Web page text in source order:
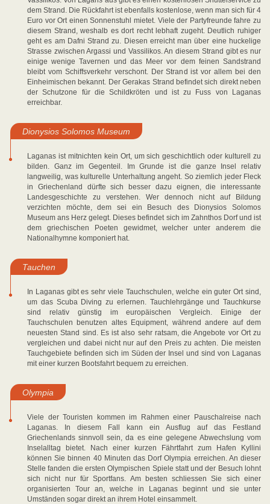
dem Strand. Die Rückfahrt ist ebenfalls kostenlose, wenn man sich für 4
Euro vor Ort einen Sonnenstuhl mietet. Viele der Partyfreunde fahre zu
diesem Strand, weshalb es dort recht lebhaft zugeht. Deutlich ruhiger
geht es am Dafni Strand zu. Diesen erreicht man über eine huckelige
Strasse zwischen Argassi und Vassilikos. An diesem Strand gibt es nur
einige wenige Tavernen und das Meer vor dem feinen Sandstrand
bleibt vom Schiffsverkehr verschont. Der Strand ist vor allem bei den
Einheimischen bekannt. Der Gerakas Strand befindet sich direkt neben
der Schutzone für die Schildkröten und ist zu Fuss von Laganas
erreichbar.
Dionysios Solomos Museum
Laganas ist mitnichten kein Ort, um sich geschichtlich oder kulturell zu
bilden. Ganz im Gegenteil. Im Grunde ist die ganze Insel relativ
langweilig, was kulturelle Unterhaltung angeht. So ziemlich jeder Fleck
in Griechenland dürfte sich besser dazu eignen, die interessante
Landesgeschichte zu verstehen. Wer dennoch nicht auf Bildung
verzichten möchte, dem sei ein Besuch des Dionysios Solomos
Museum ans Herz gelegt. Dieses befindet sich im Zahnthos Dorf und ist
dem griechischen Poeten gewidmet, welcher unter anderem die
Nationalhymne komponiert hat.
Tauchen
In Laganas gibt es sehr viele Tauchschulen, welche ein guter Ort sind,
um das Scuba Diving zu erlernen. Tauchlehrgänge und Tauchkurse
sind relativ günstig im europäischen Vergleich. Einige der
Tauchschulen benutzen altes Equipment, während andere auf dem
neuesten Stand sind. Es ist also sehr ratsam, die Angebote vor Ort zu
vergleichen und dabei nicht nur auf den Preis zu achten. Die meisten
Tauchgebiete befinden sich im Süden der Insel und sind von Laganas
mit einer kurzen Bootsfahrt bequem zu erreichen.
Olympia
Viele der Touristen kommen im Rahmen einer Pauschalreise nach
Laganas. In diesem Fall kann ein Ausflug auf das Festland
Griechenlands sinnvoll sein, da es eine gelegene Abwechslung vom
Inselalltag bietet. Nach einer kurzen Fährtfahrt zum Hafen Kyllini
können Sie binnen 40 Minuten das Dorf Olympia erreichen. An dieser
Stelle fanden die ersten Olympischen Spiele statt und der Besuch lohnt
sich nicht nur für Sportfans. Am besten schliessen Sie sich einer
organisierten Tour an, welche in Laganas beginnt und sie unter
Umständen sogar direkt an ihrem Hotel einsammelt.